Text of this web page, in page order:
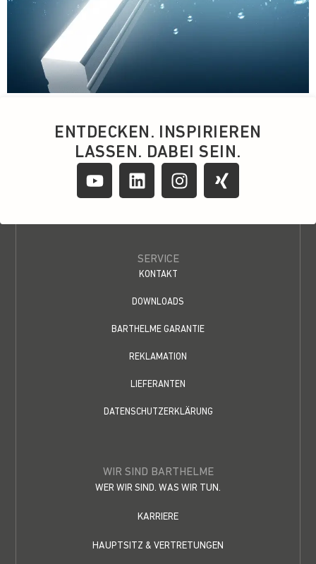
ENTDECKEN. INSPIRIEREN
LASSEN. DABEI SEIN.
SERVICE
KONTAKT
DOWNLOADS
BARTHELME GARANTIE
REKLAMATION
LIEFERANTEN
DATENSCHUTZERKLÄRUNG
WIR SIND BARTHELME
WER WIR SIND. WAS WIR TUN.
KARRIERE
HAUPTSITZ & VERTRETUNGEN